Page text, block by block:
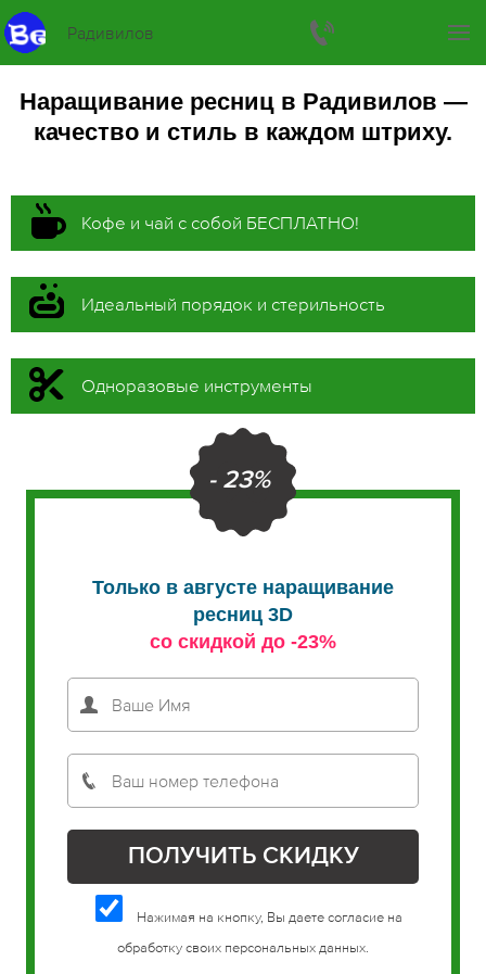
Радивилов
Наращивание ресниц в Радивилов —
качество и стиль в каждом штриху.
Кофе и чай с собой БЕСПЛАТНО!
Идеальный порядок и стерильность
Одноразовые инструменты
- 23%
Только в августе наращивание
ресниц 3D
со скидкой до -23%
Нажимая на кнопку, Вы даете согласие на
обработку своих персональных данных.